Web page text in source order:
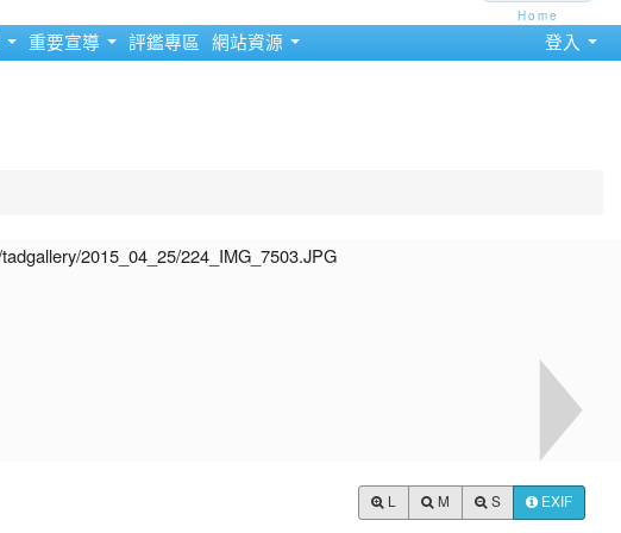
重要宣導 評鑑專區 網站資源 登入
M S EXIF
Home